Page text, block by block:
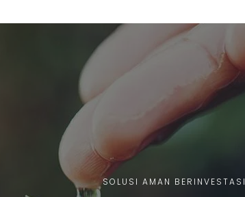
SOLUSI AMAN BERINVESTASI